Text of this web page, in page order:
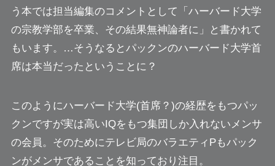
う本では担当編集のコメントとして
「ハーバード大学
の宗教学部を卒業、その結果無神論者に」
と書かれて
もいます。…そうなるとパックンのハーバード大学首
席は本当だったということに？
このようにハーバード大学(首席？)の経歴をもつパッ
クンですが実は高いIQをもつ集団しか入れないメンサ
の会員。そのためにテレビ局のバラエティPもパック
ンがメンサであることを知っており注目。